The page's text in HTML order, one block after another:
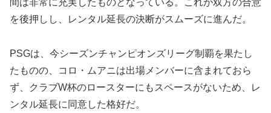
を後押しし、レンタル延長の決断がスムーズに進んだ。
PSGは、今シーズンチャンピオンズリーグ制覇を果たし
たものの、コロ・ムアニは出場メンバーに含まれておら
ず、クラブW杯のロースターにもスペースがないため、レ
ンタル延長に同意した格好だ。